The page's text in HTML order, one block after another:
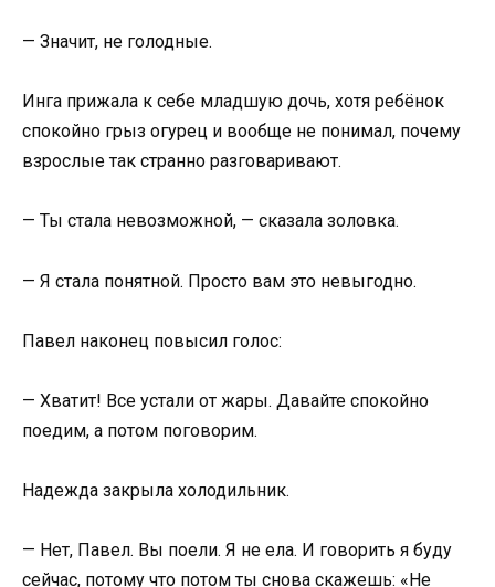
— Значит, не голодные.
Инга прижала к себе младшую дочь, хотя ребёнок
спокойно грыз огурец и вообще не понимал, почему
взрослые так странно разговаривают.
— Ты стала невозможной, — сказала золовка.
— Я стала понятной. Просто вам это невыгодно.
Павел наконец повысил голос:
— Хватит! Все устали от жары. Давайте спокойно
поедим, а потом поговорим.
Надежда закрыла холодильник.
— Нет, Павел. Вы поели. Я не ела. И говорить я буду
сейчас, потому что потом ты снова скажешь: «Не